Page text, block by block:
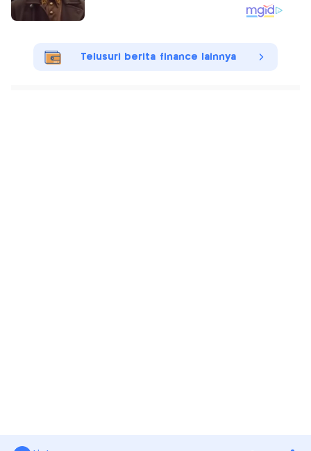
Telusuri berita finance lainnya